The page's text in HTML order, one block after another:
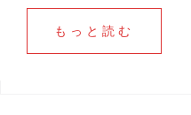
もっと読む